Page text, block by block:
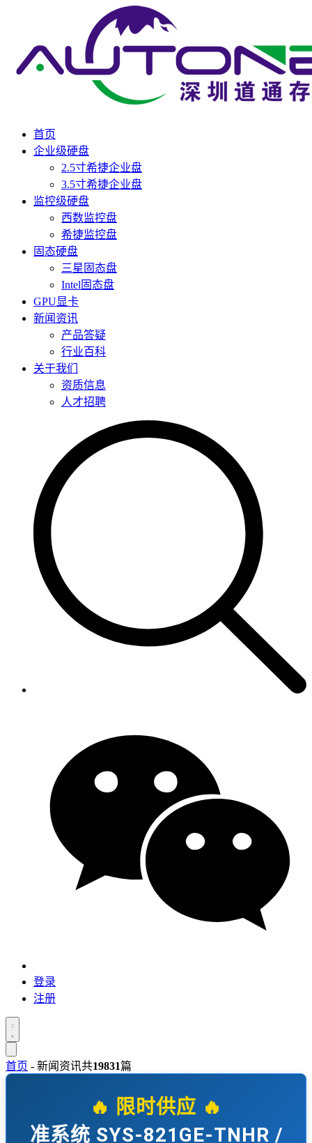
首页
企业级硬盘
2.5寸希捷企业盘
3.5寸希捷企业盘
监控级硬盘
西数监控盘
希捷监控盘
固态硬盘
三星固态盘
Intel固态盘
GPU显卡
新闻资讯
产品答疑
行业百科
关于我们
资质信息
人才招聘
登录
注册
首页 - 新闻资讯共19831篇
🔥 限时供应 🔥
准系统 SYS-821GE-TNHR /